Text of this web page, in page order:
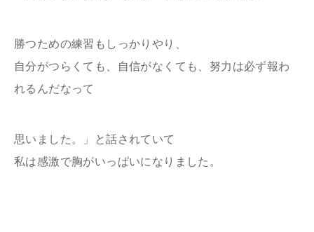
勝つための練習もしっかりやり、
自分がつらくても、自信がなくても、努力は必ず報わ
れるんだなって
思いました。」と話されていて
私は感激で胸がいっぱいになりました。